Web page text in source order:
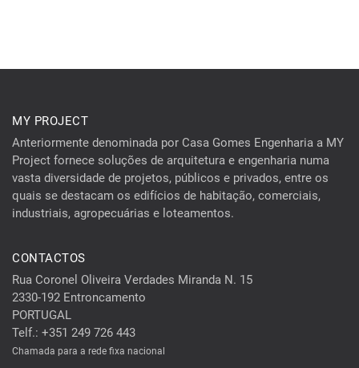
MY PROJECT
Anteriormente denominada por Casa Gomes Engenharia a MY
Project fornece soluções de arquitetura e engenharia numa
vasta diversidade de projetos, públicos e privados, entre os
quais se destacam os edifícios de habitação, comerciais,
industriais, agropecuárias e loteamentos.
CONTACTOS
Rua Coronel Oliveira Verdades Miranda N. 15
2330-192 Entroncamento
PORTUGAL
Telf.: +351 249 726 443
Chamada para a rede fixa nacional